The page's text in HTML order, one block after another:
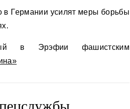
в Германии усилят меры борьбы
в Эрэфии фашистским